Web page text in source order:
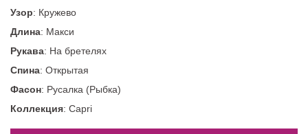
Узор: Кружево
Длина: Макси
Рукава: На бретелях
Спина: Открытая
Фасон: Русалка (Рыбка)
Коллекция: Capri